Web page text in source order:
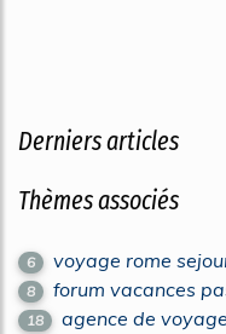
Derniers articles
Thèmes associés
6 voyage rome
8 forum vacances
18 agence de